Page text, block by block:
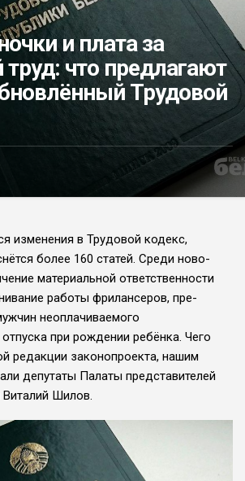
и плата за
что предлагают
Трудовой
изменения в Трудовой кодекс,
более 160 статей. Среди ново­
материаль­ной ответственности
работы фрилансеров, пре­
неоплачива­емого
при рождении ребёнка. Чего
редакции законопроекта, нашим
депутаты Пала­ты представителей
Шилов.